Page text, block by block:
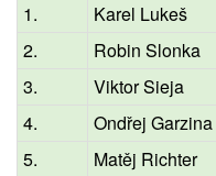
1.
Karel Lukeš
2.
Robin Slonka
3.
Viktor Sieja
4.
Ondřej Garzina
5.
Matěj Richter